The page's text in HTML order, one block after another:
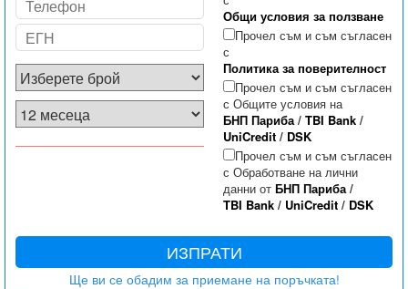
Общи условия за ползване
Прочел съм и съм съгласен
с
Политика за поверителност
Прочел съм и съм съгласен
с Общите условия на
БНП Париба/ TBI Bank/
UniCredit/ DSK
Прочел съм и съм съгласен
с Обработване на лични
данни от БНП Париба/
TBI Bank/ UniCredit/ DSK
ИЗПРАТИ
Ще ви се обадим за приемане на поръчката!